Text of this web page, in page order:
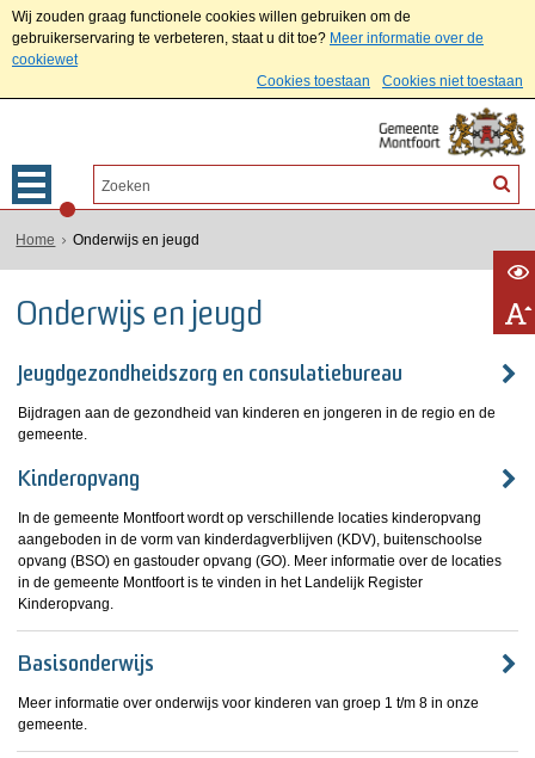
Wij zouden graag functionele cookies willen gebruiken om de
gebruikerservaring te verbeteren, staat u dit toe? Meer informatie over de
cookiewet
Cookies toestaan
Cookies niet toestaan
Home Onderwijs en jeugd
Onderwijs en jeugd
Jeugdgezondheidszorg en consulatiebureau
Bijdragen aan de gezondheid van kinderen en jongeren in de regio en de
gemeente.
Kinderopvang
In de gemeente Montfoort wordt op verschillende locaties kinderopvang
aangeboden in de vorm van kinderdagverblijven (KDV), buitenschoolse
opvang (BSO) en gastouder opvang (GO). Meer informatie over de locaties
in de gemeente Montfoort is te vinden in het Landelijk Register
Kinderopvang.
Basisonderwijs
Meer informatie over onderwijs voor kinderen van groep 1 t/m 8 in onze
gemeente.